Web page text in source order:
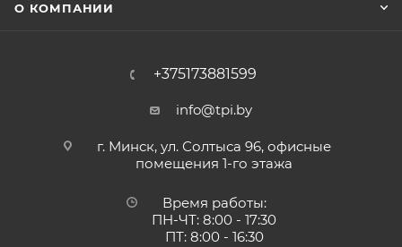
О КОМПАНИИ
+375173881599
info@tpi.by
г. Минск, ул. Солтыса 96, офисные
помещения 1-го этажа
Время работы:
ПН-ЧТ: 8:00 - 17:30
ПТ: 8:00 - 16:30